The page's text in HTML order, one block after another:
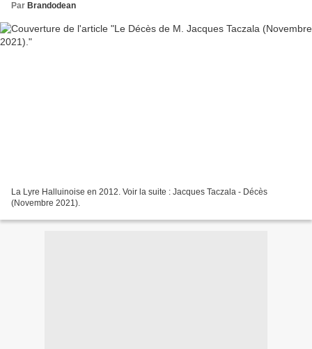
Par Brandodean
La Lyre Halluinoise en 2012. Voir la suite : Jacques Taczala - Décès
(Novembre 2021).